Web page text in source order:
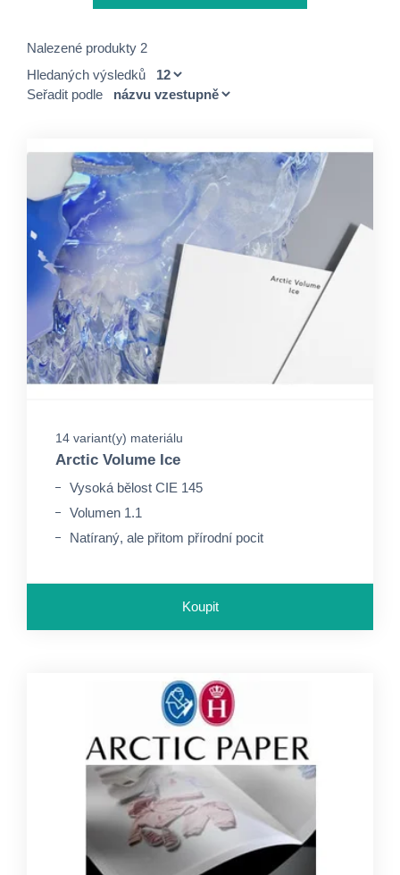
Nalezené produkty 2
Hledaných výsledků
Seřadit podle
14 variant(y) materiálu
Arctic Volume Ice
Vysoká bělost CIE 145
Volumen 1.1
Natíraný, ale přitom přírodní pocit
Koupit